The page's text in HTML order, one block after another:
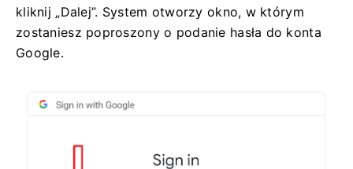
kliknij „Dalej”. System otworzy okno, w którym
zostaniesz poproszony o podanie hasła do konta
Google.